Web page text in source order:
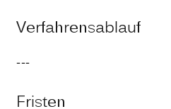
Verfahrensablauf
---
Fristen